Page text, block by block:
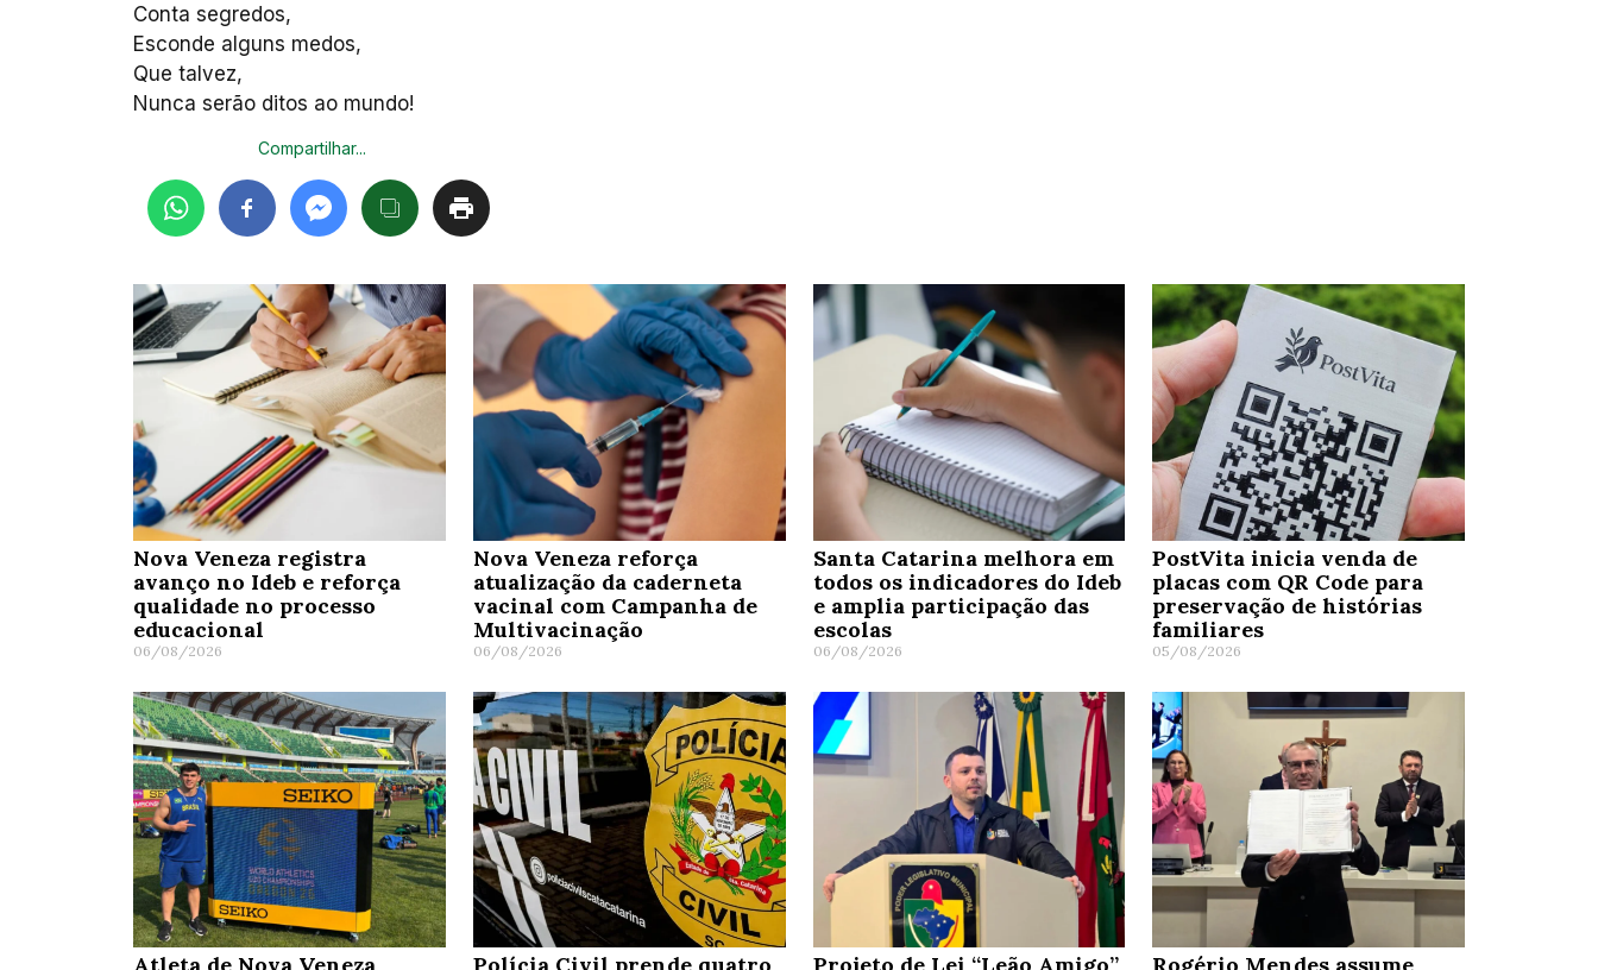
Conta segredos,
Esconde alguns medos,
Que talvez,
Nunca serão ditos ao mundo!
Compartilhar...
Nova Veneza registra
avanço no Ideb e reforça
qualidade no processo
educacional
06/08/2026
Nova Veneza reforça
atualização da caderneta
vacinal com Campanha de
Multivacinação
06/08/2026
Santa Catarina melhora em
todos os indicadores do Ideb
e amplia participação das
escolas
06/08/2026
PostVita inicia venda de
placas com QR Code para
preservação de histórias
familiares
05/08/2026